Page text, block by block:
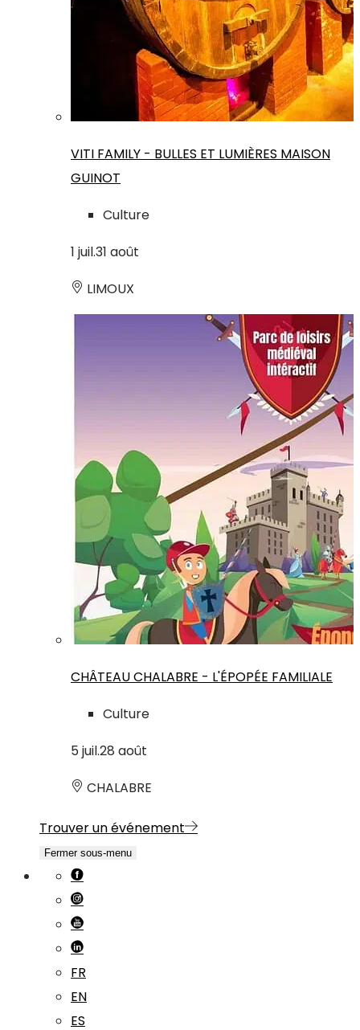
VITI FAMILY - BULLES ET LUMIÈRES MAISON
GUINOT
Culture
1 juil.31 août
LIMOUX
CHÂTEAU CHALABRE - L'ÉPOPÉE FAMILIALE
Culture
5 juil.28 août
CHALABRE
Trouver un événement
Fermer sous-menu
FR
EN
ES